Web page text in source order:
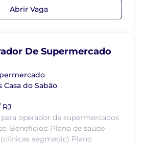
Abrir Vaga
De Supermercado
do Sabão
operador de supermercados
Benefícios: Plano de saúde
segmedic) Plano